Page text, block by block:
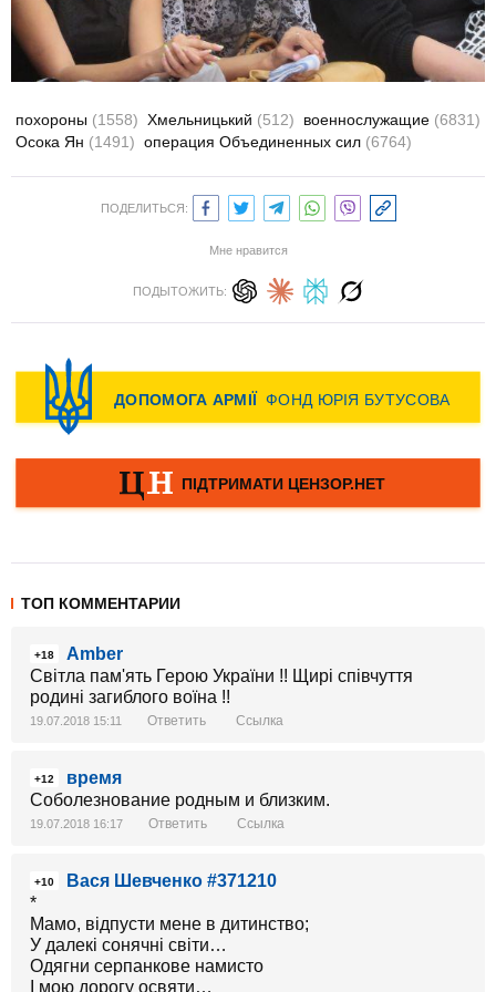
похороны (1558) Хмельницький (512) военнослужащие (6831)
Осока Ян (1491) операция Объединенных сил (6764)
ПОДЕЛИТЬСЯ:
Мне нравится
ПОДЫТОЖИТЬ:
ТОП КОММЕНТАРИИ
+18
Amber
Світла пам'ять Герою України !! Щирі співчуття
родині загиблого воїна !!
19.07.2018 15:11 Ответить Ссылка
+12
время
Соболезнование родным и близким.
19.07.2018 16:17 Ответить Ссылка
+10
Вася Шевченко #371210
*
Мамо, відпусти мене в дитинство;
У далекі сонячні світи…
Одягни серпанкове намисто
І мою дорогу освяти…